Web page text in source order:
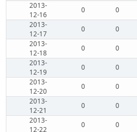
2013-
12-16
0 0
2013-
12-17
0 0
2013-
12-18
0 0
2013-
12-19
0 0
2013-
12-20
0 0
2013-
12-21
0 0
2013-
12-22
0 0